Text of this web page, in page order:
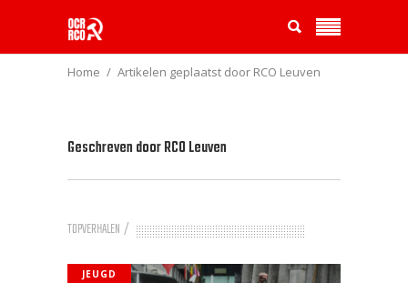
Home Artikelen geplaatst door RCO Leuven
Geschreven doorRCO Leuven
TOPVERHALEN
JEUGD